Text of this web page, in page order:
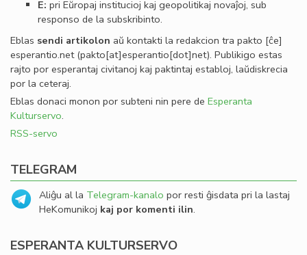
E: pri Eŭropaj institucioj kaj geopolitikaj novaĵoj, sub
responso de la subskribinto.
Eblas sendi artikolon aŭ kontakti la redakcion tra pakto [ĉe]
esperantio.net(pakto[at]esperantio[dot]net). Publikigo estas
rajto por esperantaj civitanoj kaj paktintaj establoj, laŭdiskrecia
por la ceteraj.
Eblas donaci monon por subteni nin pere de Esperanta
Kulturservo.
RSS-servo
TELEGRAM
Aliĝu al la Telegram-kanalo por resti ĝisdata pri la lastaj
HeKomunikoj kaj por komenti ilin.
ESPERANTA KULTURSERVO